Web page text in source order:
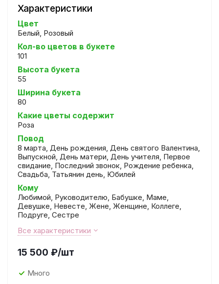
Характеристики
Цвет
Белый, Розовый
Кол-во цветов в букете
101
Высота букета
55
Ширина букета
80
Какие цветы содержит
Роза
Повод
8 марта, День рождения, День святого Валентина,
Выпускной, День матери, День учителя, Первое
свидание, Последний звонок, Рождение ребенка,
Свадьба, Татьянин день, Юбилей
Кому
Любимой, Руководителю, Бабушке, Маме,
Девушке, Невесте, Жене, Женщине, Коллеге,
Подруге, Сестре
Все характеристики
15 500 ₽/шт
Много